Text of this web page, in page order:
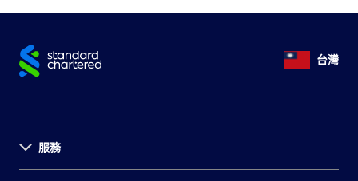
台灣
服務